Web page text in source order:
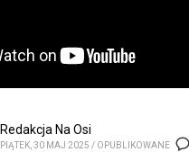
Redakcja Na Osi
PIĄTEK, 30 MAJ 2025 / OPUBLIKOWANE